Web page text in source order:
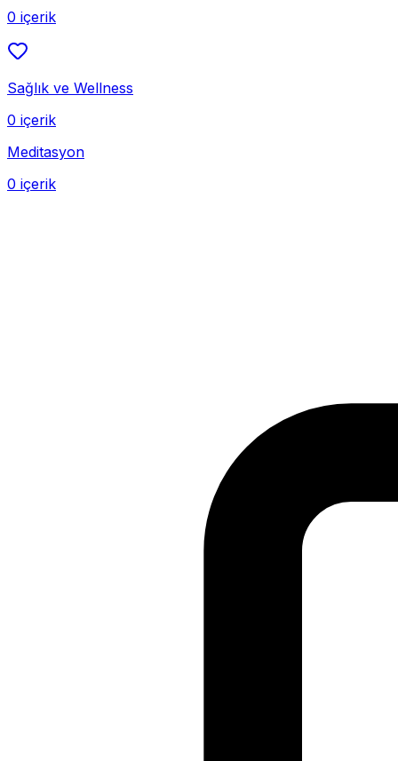
0 içerik
Sağlık ve Wellness
0 içerik
Meditasyon
0 içerik